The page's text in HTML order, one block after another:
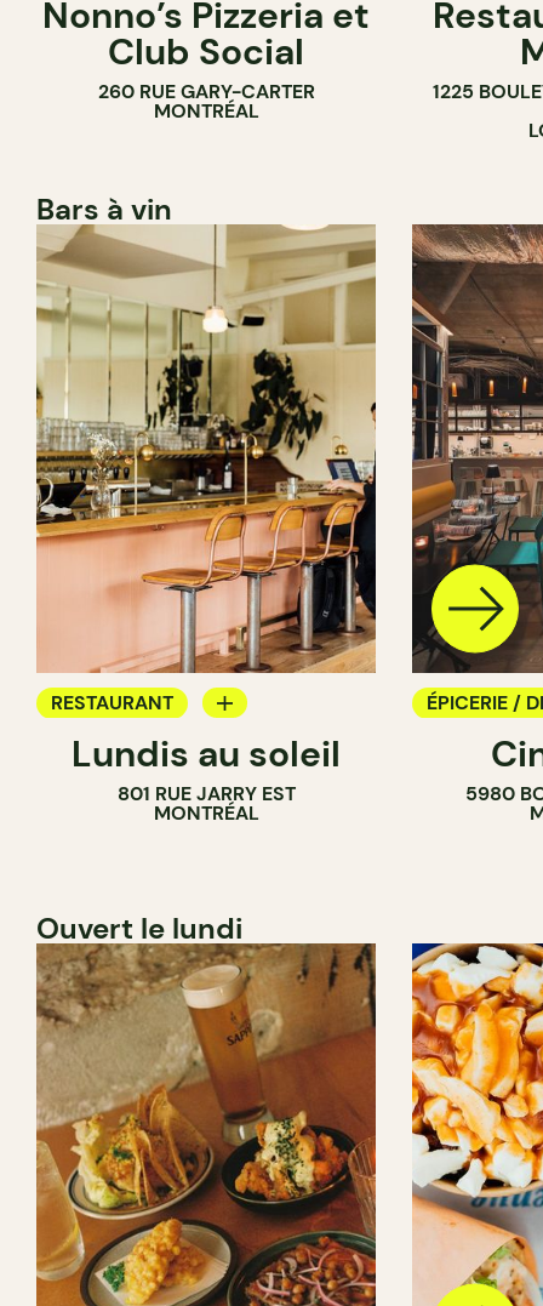
Nonno’s Pizzeria et
Club Social
260 RUE GARY-CARTER
MONTRÉAL
1225
Bars à vin
RESTAURANT
BAR À VIN
Lundis au soleil
801 RUE JARRY EST
MONTRÉAL
ÉPICERIE /
COMPTOIR
CAVISTE
5980
Ouvert le lundi